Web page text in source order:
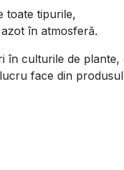
toate tipurile,
în atmosferă.
culturile de
face din